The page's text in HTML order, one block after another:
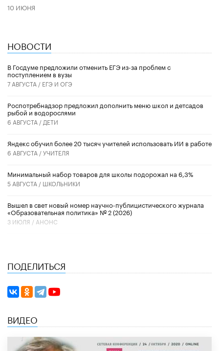
10 ИЮНЯ
НОВОСТИ
В Госдуме предложили отменить ЕГЭ из-за проблем с
поступлением в вузы
7 АВГУСТА / ЕГЭ И ОГЭ
Роспотребнадзор предложил дополнить меню школ и детсадов
рыбой и водорослями
6 АВГУСТА / ДЕТИ
​Яндекс обучил более 20 тысяч учителей использовать ИИ в работе
6 АВГУСТА /УЧИТЕЛЯ
Минимальный набор товаров для школы подорожал на 6,3%
5 АВГУСТА / ШКОЛЬНИКИ
Вышел в свет новый номер научно-публицистического журнала
«Образовательная политика» № 2 (2026)
3 ИЮЛЯ / АНОНС
ПОДЕЛИТЬСЯ
ВИДЕО